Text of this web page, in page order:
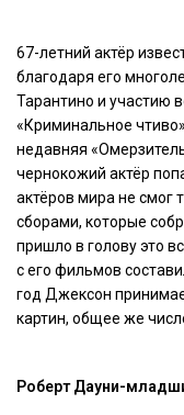
67-летний актёр
благодаря его
Тарантино и участию
«Криминальное
недавняя
чернокожий актёр
актёров мира не смог
сборами, которые
пришло в голову это
с его фильмов
год Джексон
картин, общее же
Роберт Дауни-